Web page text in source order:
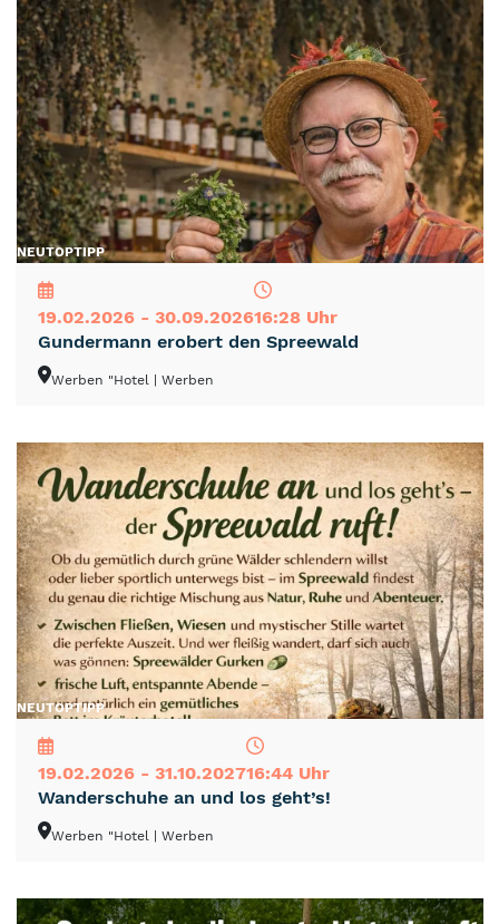
NEUTOPTIPP
19.02.2026 - 30.09.202616:28 Uhr
Gundermann erobert den Spreewald
Werben "Hotel | Werben
NEUTOPTIPP
19.02.2026 - 31.10.202716:44 Uhr
Wanderschuhe an und los geht’s!
Werben "Hotel | Werben